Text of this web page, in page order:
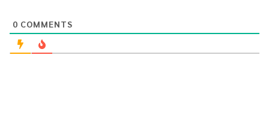
0 COMMENTS